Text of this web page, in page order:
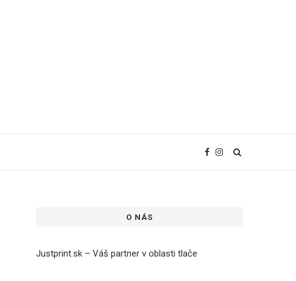
O NÁS
Justprint.sk – Váš partner v oblasti tlače